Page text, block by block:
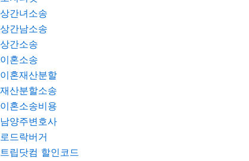
상간녀소송
상간남소송
상간소송
이혼소송
이혼재산분할
재산분할소송
이혼소송비용
남양주변호사
로드락버거
트립닷컴 할인코드